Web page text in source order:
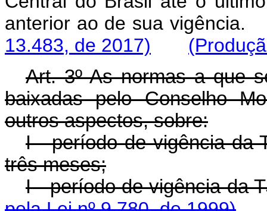
anterior ao de sua vigência.
13.483, de 2017)
Art. 3º As normas a que
baixadas pelo Conselho
outros aspectos, sobre:
I - período de vigência da
três meses;
I - período de